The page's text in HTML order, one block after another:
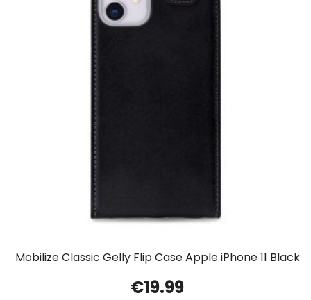
Mobilize Classic Gelly Flip Case Apple iPhone 11 Black
€19.99